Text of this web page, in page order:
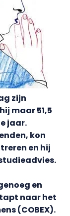
zijn
maar 51,5
jaar.
kon
en hij
en
naar het
(COBEX).